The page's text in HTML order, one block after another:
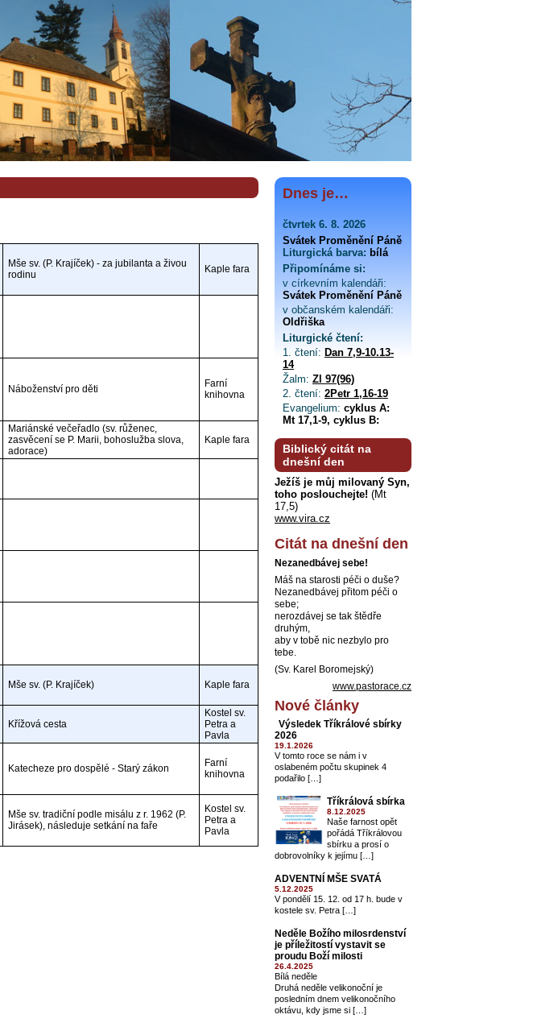
Mše sv. (P. Krajíček) - za jubilanta a živou
rodinu
Kaple fara
Náboženství pro děti
Farní
knihovna
Mariánské večeřadlo (sv. růženec,
zasvěcení se P. Marii, bohoslužba slova,
adorace)
Kaple fara
Mše sv. (P. Krajíček) Kaple fara
Křížová cesta
Kostel sv.
Petra a
Pavla
Katecheze pro dospělé - Starý zákon
Farní
knihovna
Mše sv. tradiční podle misálu z r. 1962 (P.
Jirásek), následuje setkání na faře
Kostel sv.
Petra a
Pavla
Dnes je…
čtvrtek 6. 8. 2026
Svátek Proměnění Páně
Liturgická barva: bílá
Připomínáme si:
v církevním kalendáři:
Svátek Proměnění Páně
v občanském kalendáři:
Oldřiška
Liturgické čtení:
1. čtení: Dan 7,9-10.13-
14
Žalm: Zl 97(96)
2. čtení: 2Petr 1,16-19
Evangelium: cyklus A:
Mt 17,1-9, cyklus B:
Biblický citát na
dnešní den
Ježíš je můj milovaný Syn,
toho poslouchejte! (Mt
17,5)
www.vira.cz
Citát na dnešní den
Nezanedbávej sebe!
Máš na starosti péči o duše?
Nezanedbávej přitom péči o
sebe;
nerozdávej se tak štědře
druhým,
aby v tobě nic nezbylo pro
tebe.
(Sv. Karel Boromejský)
www.pastorace.cz
Nové články
Výsledek Tříkrálové sbírky
2026
19.1.2026
V tomto roce se nám i v
oslabeném počtu skupinek 4
podařilo […]
Tříkrálová sbírka
8.12.2025
Naše farnost opět
pořádá Tříkrálovou
sbírku a prosí o
dobrovolníky k jejímu […]
ADVENTNÍ MŠE SVATÁ
5.12.2025
V pondělí 15. 12. od 17 h. bude v
kostele sv. Petra […]
Neděle Božího milosrdenství
je příležitostí vystavit se
proudu Boží milosti
26.4.2025
Bílá neděle
Druhá neděle velikonoční je
posledním dnem velikonočního
oktávu, kdy jsme si […]